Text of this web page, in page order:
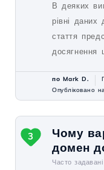
В деяких
рівні
стаття
досягнення
по Mark D.
Опубліковано
Чому
домен
Часто
3